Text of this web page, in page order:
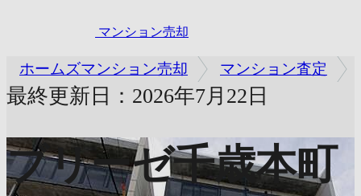
マンション売却
ホームズマンション売却 マンション査定
最終更新日：2026年7月22日
ブリーゼ千歳本町